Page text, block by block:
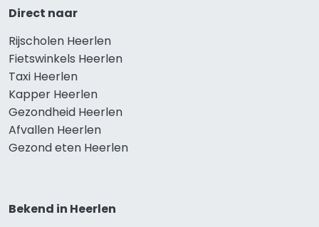
Direct naar
Rijscholen Heerlen
Fietswinkels Heerlen
Taxi Heerlen
Kapper Heerlen
Gezondheid Heerlen
Afvallen Heerlen
Gezond eten Heerlen
Bekend in Heerlen